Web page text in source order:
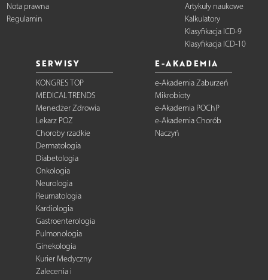
Nota prawna
Regulamin
Artykuły naukowe
Kalkulatory
Klasyfikacja ICD-9
Klasyfikacja ICD-10
SERWISY
KONGRES TOP
MEDICAL TRENDS
Menedżer Zdrowia
Lekarz POZ
Choroby rzadkie
Dermatologia
Diabetologia
Onkologia
Neurologia
Reumatologia
Kardiologia
Gastroenterologia
Pulmonologia
Ginekologia
Kurier Medyczny
Zalecenia i
E-AKADEMIA
e-Akademia Zaburzeń
Mikrobioty
e-Akademia POChP
e-Akademia Chorób
Naczyń